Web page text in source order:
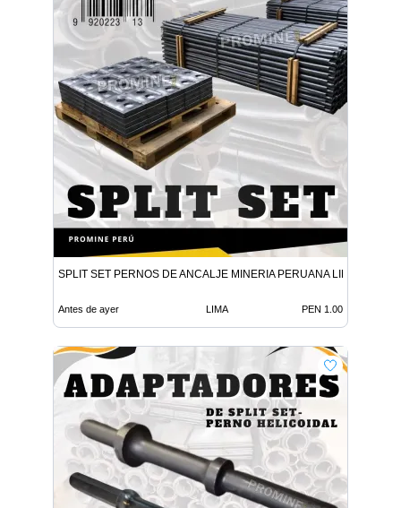
SPLIT SET PERNOS DE ANCALJE MINERIA PERUANA LIMA
Antes de ayer LIMA PEN 1.00